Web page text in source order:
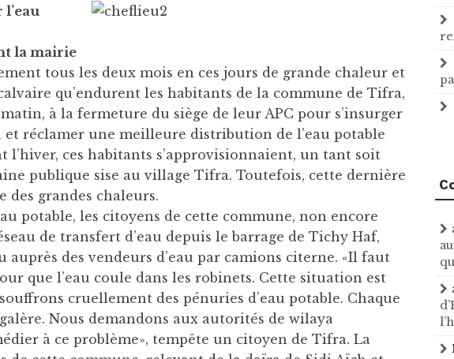
la mairie
tous les deux mois en ces jours de grande chaleur et
qu’endurent les habitants de la commune de Tifra,
à la fermeture du siège de leur APC pour s’insurger
réclamer une meilleure distribution de l’eau potable
l’hiver, ces habitants s’approvisionnaient, un tant soit
publique sise au village Tifra. Toutefois, cette dernière
grandes chaleurs.
potable, les citoyens de cette commune, non encore
de transfert d’eau depuis le barrage de Tichy Haf,
auprès des vendeurs d’eau par camions citerne. «Il faut
que l’eau coule dans les robinets. Cette situation est
cruellement des pénuries d’eau potable. Chaque
Nous demandons aux autorités de wilaya
à ce problème», tempête un citoyen de Tifra. La